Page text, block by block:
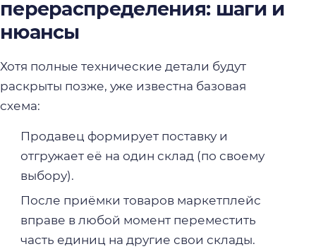
перераспределения: шаги и
нюансы
Хотя полные технические детали будут
раскрыты позже, уже известна базовая
схема:
Продавец формирует поставку и
отгружает её на один склад (по своему
выбору).
После приёмки товаров маркетплейс
вправе в любой момент переместить
часть единиц на другие свои склады.